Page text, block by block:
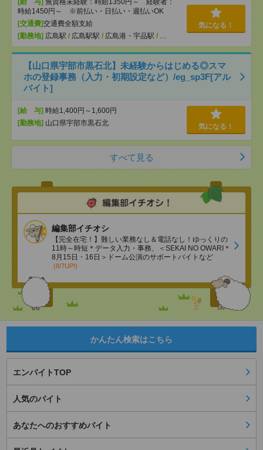
[給 与] 無資格未経験：時給1350円～ 経験者：
時給1450円～ ※前払い・日払い・週払いOK
[交通費]交通費全額支給
[勤務地] 広島駅 / 広島駅駅 / 広島港・宇品駅 / …
気になる！
【山口県宇部市黒石北】未経験からはじめる◎スマ
ホの登録事務（入力・初期設定など）/eg_sp3F[アル
バイト]
[給 与] 時給1,400円～1,600円
[勤務地] 山口県宇部市黒石北 気になる！
すべて見る
編集部イチオシ
【完全在宅！】難しい業務なし＆電話なし！ゆっくりの
11時～時短＊データ入力・事務、＜SEKAI NO OWARI＊
8月15日・16日＞ドーム公演のサポートバイトなど
(8/7UP!)
かんたん検索はこちら
エンバイトTOP
人気のバイト
あなたへのおすすめバイト